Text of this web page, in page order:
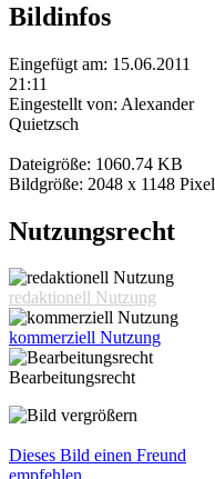
Bildinfos
Eingefügt am: 15.06.2011
21:11
Eingestellt von: Alexander
Quietzsch
Dateigröße: 1060.74 KB
Bildgröße: 2048 x 1148 Pixel
Nutzungsrecht
redaktionell Nutzung
kommerziell Nutzung
Bearbeitungsrecht
Dieses Bild einen Freund